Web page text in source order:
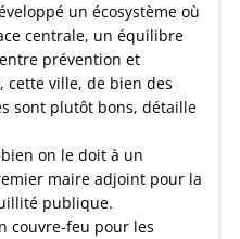
un écosystème où
centrale, un équilibre
prévention et
cette ville, de bien des
sont plutôt bons, détaille
on le doit à un
maire adjoint pour la
publique.
couvre-feu pour les